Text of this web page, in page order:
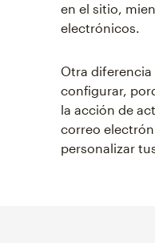
en el sitio,
electrónicos.
Otra diferencia
configurar,
la acción de
correo
personalizar